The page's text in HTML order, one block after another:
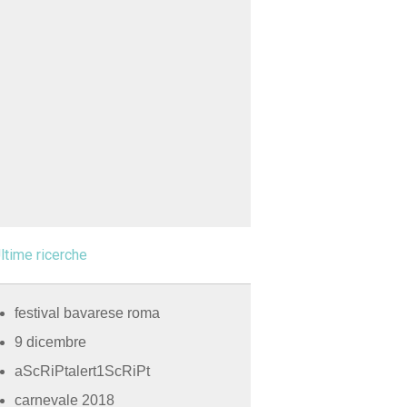
ricerche
festival bavarese roma
9 dicembre
aScRiPtalert1ScRiPt
carnevale 2018